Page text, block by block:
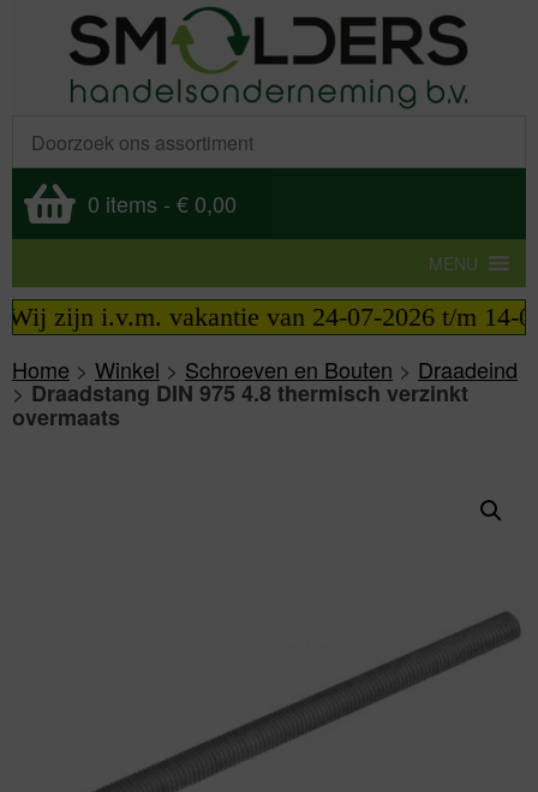
0 items - € 0,00
MENU
i.v.m. vakantie van 24-07-2026 t/m 14-08-
Home > Winkel > Schroeven en Bouten > Draadeind
>Draadstang DIN 975 4.8 thermisch verzinkt
overmaats